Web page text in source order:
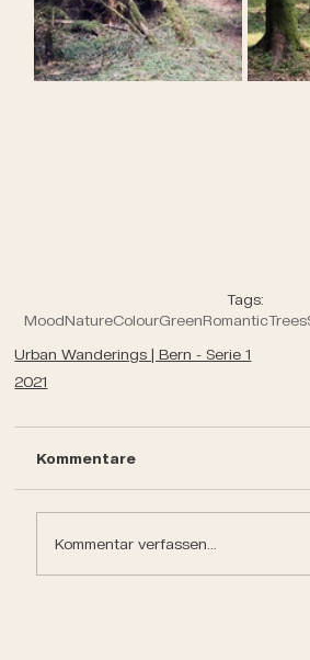
Tags:
MoodNatureColourGreenRomanticTrees
Urban Wanderings | Bern - Serie 1
2021
Kommentare
Kommentar verfassen...